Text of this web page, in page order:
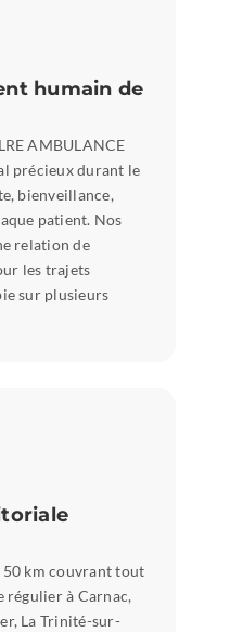
humain de
AMBULANCE
précieux durant le
bienveillance,
patient. Nos
relation de
les trajets
sur plusieurs
50 km couvrant tout
régulier à Carnac,
La Trinité-sur-